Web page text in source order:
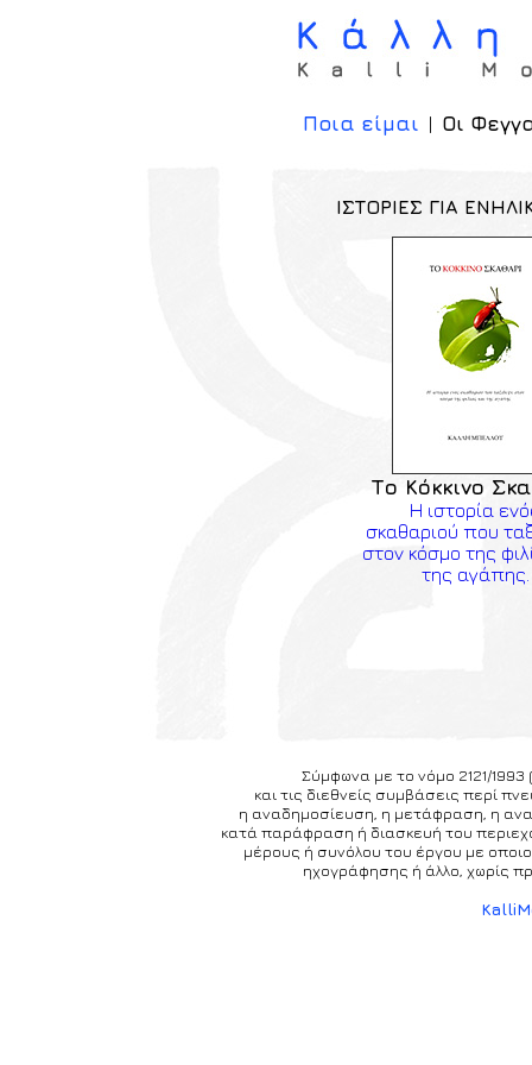
Ποια είμαι | Οι
ΙΣΤΟΡΙΕΣ ΓΙΑ
Το Κόκκινο
Η ιστορία
σκαθαριού που
στον κόσμο της
της αγάπης.
Σύμφωνα με το νόμο 2121/1993
και τις διεθνείς συμβάσεις περί
η αναδημοσίευση, η μετάφραση, η
κατά παράφραση ή διασκευή του
μέρους ή συνόλου του έργου με
ηχογράφησης ή άλλο, χωρίς